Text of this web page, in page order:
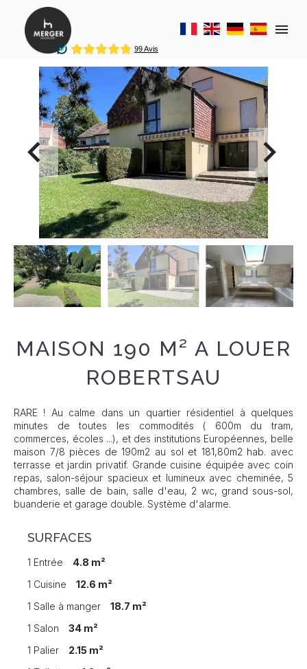
MAISON 190 M² A LOUER
ROBERTSAU
RARE ! Au calme dans un quartier résidentiel à quelques
minutes de toutes les commodités ( 600m du tram,
commerces, écoles ...), et des institutions Européennes, belle
maison 7/8 pièces de 190m2 au sol et 181,80m2 hab. avec
terrasse et jardin privatif. Grande cuisine équipée avec coin
repas, salon-séjour spacieux et lumineux avec cheminée, 5
chambres, salle de bain, salle d'eau, 2 wc, grand sous-sol,
buanderie et garage double. Système d'alarme.
SURFACES
1 Entrée
4.8 m²
1 Cuisine
12.6 m²
1 Salle à manger
18.7 m²
1 Salon
34 m²
1 Palier
2.15 m²